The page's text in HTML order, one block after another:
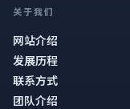
关于我们
网站介绍
发展历程
联系方式
团队介绍